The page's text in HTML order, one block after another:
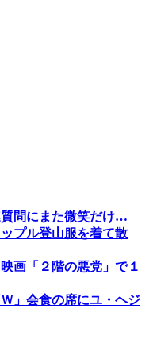
問にまた微笑だけ…
プル登山服を着て散
画「２階の悪党」で１
」会食の席にユ・ヘジ